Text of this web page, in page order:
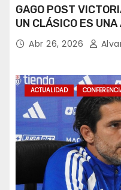
GAGO POST
UN CLÁSICO ES
Abr 26, 2026
ACTUALIDAD